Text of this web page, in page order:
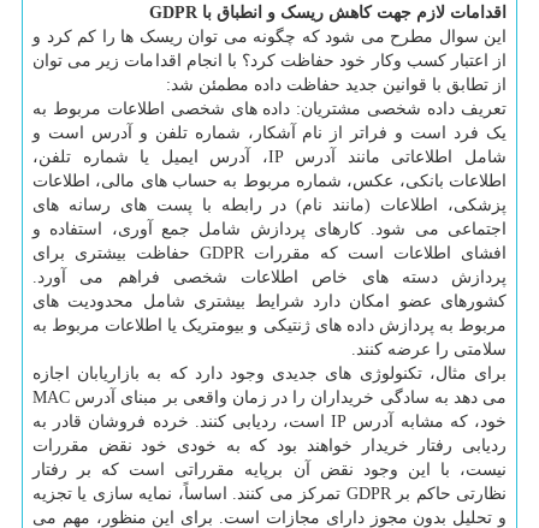
اقدامات لازم جهت کاهش ریسک و انطباق با GDPR
این سوال مطرح می شود که چگونه می توان ریسک ها را کم کرد و
از اعتبار کسب وکار خود حفاظت کرد؟ با انجام اقدامات زیر می توان
از تطابق با قوانین جدید حفاظت داده مطمئن شد:
تعریف داده شخصی مشتریان: داده های شخصی اطلاعات مربوط به
یک فرد است و فراتر از نام آشکار، شماره تلفن و آدرس است و
شامل اطلاعاتی مانند آدرس IP، آدرس ایمیل یا شماره تلفن،
اطلاعات بانکی، عکس، شماره مربوط به حساب های مالی، اطلاعات
پزشکی، اطلاعات (مانند نام) در رابطه با پست های رسانه های
اجتماعی می شود. کارهای پردازش شامل جمع آوری، استفاده و
افشای اطلاعات است که مقررات GDPR حفاظت بیشتری برای
پردازش دسته های خاص اطلاعات شخصی فراهم می آورد.
کشورهای عضو امکان دارد شرایط بیشتری شامل محدودیت های
مربوط به پردازش داده های ژنتیکی و بیومتریک یا اطلاعات مربوط به
سلامتی را عرضه کنند.
برای مثال، تکنولوژی های جدیدی وجود دارد که به بازاریابان اجازه
می دهد به سادگی خریداران را در زمان واقعی بر مبنای آدرس MAC
خود، که مشابه آدرس IP است، ردیابی کنند. خرده فروشان قادر به
ردیابی رفتار خریدار خواهند بود که به خودی خود نقض مقررات
نیست، با این وجود نقض آن برپایه مقرراتی است که بر رفتار
نظارتی حاکم بر GDPR تمرکز می کنند. اساساً، نمایه سازی یا تجزیه
و تحلیل بدون مجوز دارای مجازات است. برای این منظور، مهم می